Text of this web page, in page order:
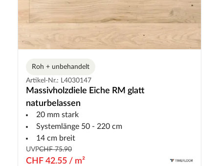
Roh + unbehandelt
Artikel-Nr.: L4030147
Massivholzdiele Eiche RM glatt
naturbelassen
20 mm stark
Systemlänge 50 - 220 cm
14 cm breit
UVPCHF 75.90
CHF 42.55 / m²